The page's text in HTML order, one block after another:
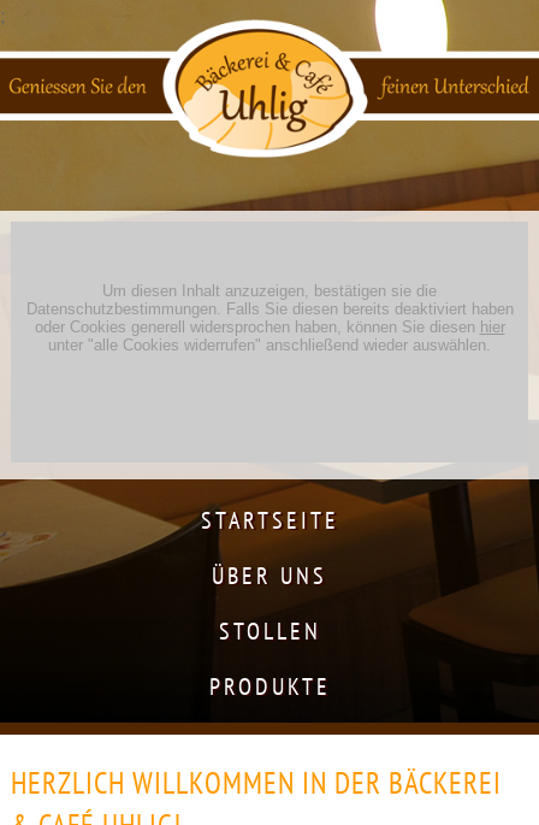
;
STARTSEITE
ÜBER UNS
STOLLEN
PRODUKTE
HERZLICH WILLKOMMEN IN DER BÄCKEREI